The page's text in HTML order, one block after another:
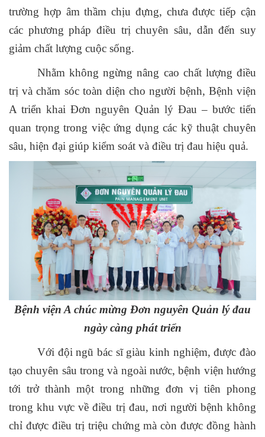
trường hợp âm thầm chịu đựng, chưa được tiếp cận
các phương pháp điều trị chuyên sâu, dẫn đến suy
giảm chất lượng cuộc sống.
Nhằm không ngừng nâng cao chất lượng điều
trị và chăm sóc toàn diện cho người bệnh, Bệnh viện
A triển khai Đơn nguyên Quản lý Đau – bước tiến
quan trọng trong việc ứng dụng các kỹ thuật chuyên
sâu, hiện đại giúp kiểm soát và điều trị đau hiệu quả.
Bệnh viện A chúc mừng Đơn nguyên Quản lý đau
ngày càng phát triển
Với đội ngũ bác sĩ giàu kinh nghiệm, được đào
tạo chuyên sâu trong và ngoài nước, bệnh viện hướng
tới trở thành một trong những đơn vị tiên phong
trong khu vực về điều trị đau, nơi người bệnh không
chỉ được điều trị triệu chứng mà còn được đồng hành